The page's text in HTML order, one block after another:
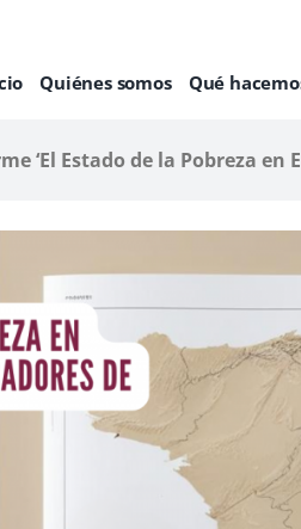
Quiénes somos Qué
‘El Estado de la Pobreza en